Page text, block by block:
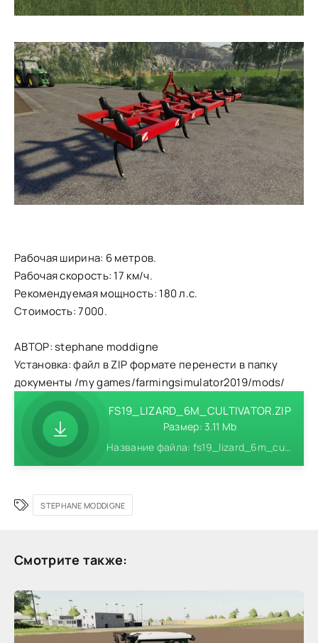
Рабочая ширина: 6 метров.
Рабочая скорость: 17 км/ч.
Рекомендуемая мощность: 180 л.с.
Стоимость: 7000.
АВТОР: stephane moddigne
Установка: файл в ZIP формате перенести в папку
документы /my games/farmingsimulator2019/mods/
FS19_LIZARD_6M_CULTIVATOR.ZIP
Размер: 3.11 Mb
Название файла: fs19_lizard_6m_cultivator.zip
STEPHANE MODDIGNE
Смотрите также: